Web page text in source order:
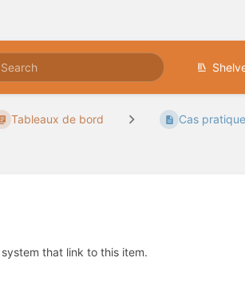
Tableaux de bord Cas
that link to this item.